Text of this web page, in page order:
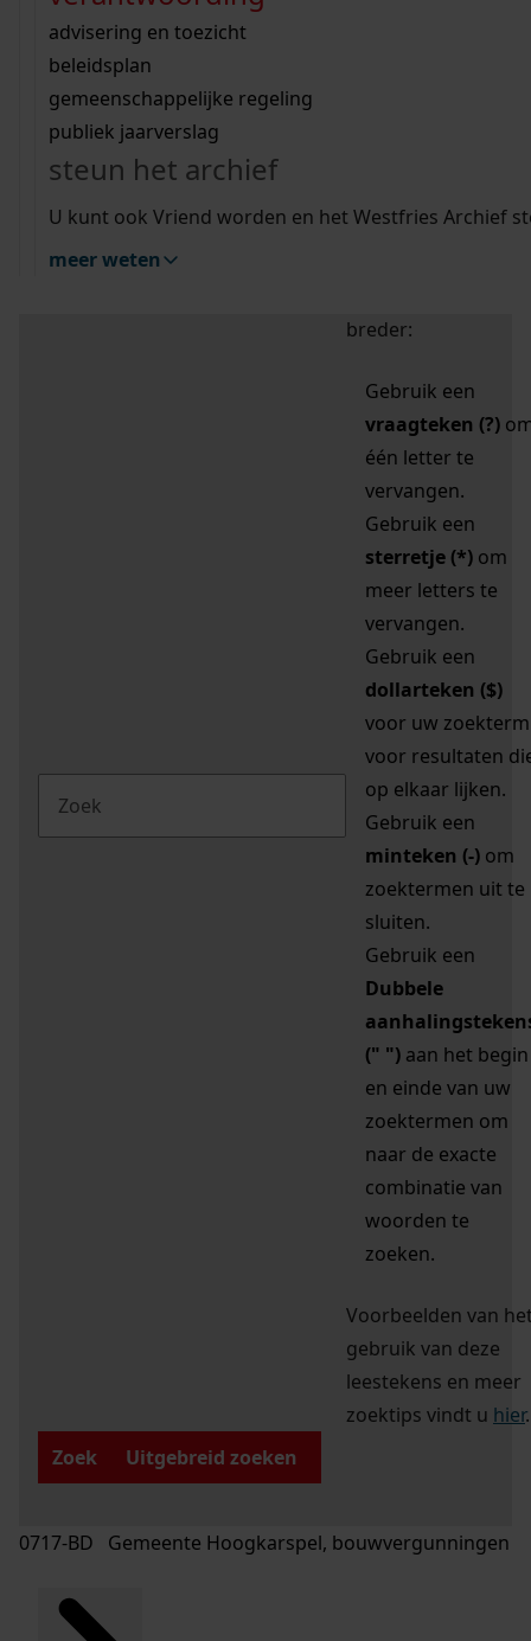
bouwvergunningen
omgevingsvergunningen
vergunningen
beeld en geluid
uitleg nodig?
Wij helpen u op weg met een aantal zoektips.
bekijk alle zoektips
Wij helpen u op weg met een aantal zoektips.
bekijk alle zoektips
bekijk ons geschiedenislokaal
advisering en toezicht
beleidsplan
gemeenschappelijke regeling
publiek jaarverslag
steun het archief
U kunt ook Vriend worden en het Westfries Archief
meer weten
zoektips
Mijn Studiezaal (inloggen)
uw zoekopdracht te
breder:
Gebruik een
vraagteken (?)
één letter te
vervangen.
Gebruik een
sterretje (*) om
meer letters te
vervangen.
Gebruik een
dollarteken ($)
voor uw zoekterm
voor resultaten
op elkaar lijken.
Gebruik een
minteken (-) om
zoektermen uit te
sluiten.
Gebruik een
Dubbele
(" ") aan het begin
en einde van uw
zoektermen om
naar de exacte
combinatie van
woorden te
zoeken.
Voorbeelden van
gebruik van deze
leestekens en meer
zoektips vindt u hier.
Zoek
Uitgebreid zoeken
0717-BD Gemeente Hoogkarspel, bouwvergunningen